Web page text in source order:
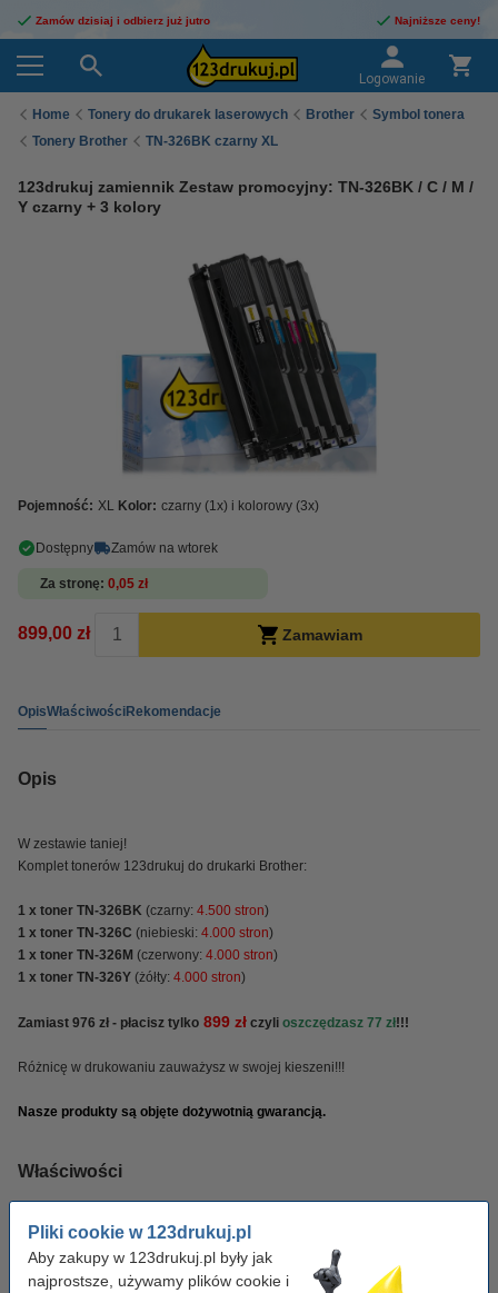
Pliki cookie w 123drukuj.pl
Aby zakupy w 123drukuj.pl były jak
najprostsze, używamy plików cookie i
Zamów dzisiaj i odbierz już jutro Najniższe ceny!
Logowanie
Home Tonery do drukarek laserowych Brother
Symbol tonera
Tonery Brother
TN-326BK czarny XL
123drukuj zamiennik Zestaw promocyjny: TN-326BK / C / M /
Y czarny + 3 kolory
Pojemność: XL Kolor: czarny (1x) i kolorowy (3x)
Dostępny Zamów na wtorek
Za stronę 0,05 zł
899,00 zł Zamawiam
OpisWłaściwościRekomendacje
Opis
W zestawie taniej!
Komplet tonerów 123drukuj do drukarki Brother:
1 x toner TN-326BK (czarny: 4.500 stron)
1 x toner TN-326C (niebieski: 4.000 stron)
1 x toner TN-326M (czerwony: 4.000 stron)
1 x toner TN-326Y (żółty: 4.000 stron)
Zamiast 976 zł - płacisz tylko 899 zł czyli oszczędzasz 77 zł!!!
Różnicę w drukowaniu zauważysz w swojej kieszeni!!!
Nasze produkty są objęte dożywotnią gwarancją.
Właściwości
Pojemność: XL
Kolor: czarny (1x) i kolorowy (3x)